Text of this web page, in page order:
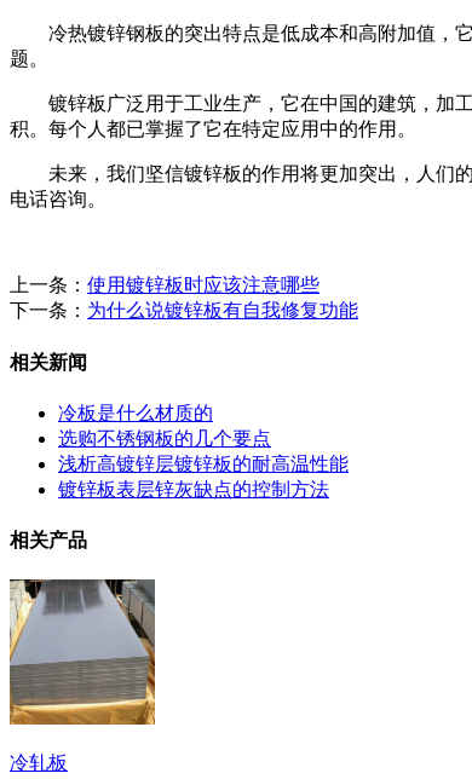
冷热镀锌钢板的突出特点是低成本和高附加值，它
题。
镀锌板广泛用于工业生产，它在中国的建筑，加工
积。每个人都已掌握了它在特定应用中的作用。
未来，我们坚信镀锌板的作用将更加突出，人们的
电话咨询。
上一条： 使用镀锌板时应该注意哪些
下一条： 为什么说镀锌板有自我修复功能
相关新闻
冷板是什么材质的
选购不锈钢板的几个要点
浅析高镀锌层镀锌板的耐高温性能
镀锌板表层锌灰缺点的控制方法
相关产品
冷轧板